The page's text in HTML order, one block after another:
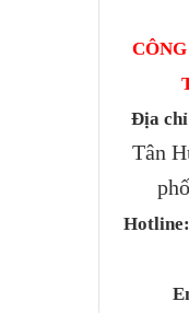
Địa chỉ
Tân
Hotline: